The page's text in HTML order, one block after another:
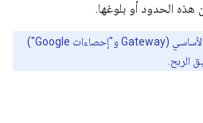
هذه الحدود أو بلوغها.
: يُعدّ Apigee Edge الأساسي (Gateway و"إحصاءات Google")
الربح.